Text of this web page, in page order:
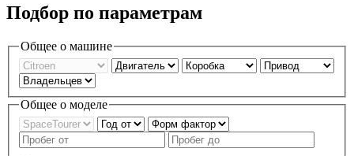
Подбор по параметрам
Общее о машине
Общее о моделе